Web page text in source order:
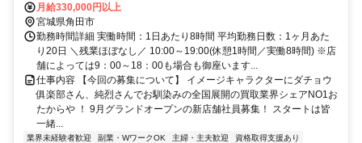
月給330,000円以上
宮城県角田市
勤務時間詳細 実働時間：1日あたり8時間 平均勤務日数：1ヶ月あた
り20日 ＼残業ほぼなし／ 10:00～19:00(休憩1時間／実働8時間) ※店
舗によっては9：00～18：00も場合も御座います...
仕事内容 【今回の募集について】 イメージキャラクターにダチョウ
俱楽部さん、純烈さんでお馴染みの全国展開の買取業界シェアNO1お
たからや ！ 9月グランドオープンの新店舗社員募集！ スタートは皆
一緒...
業界未経験者歓迎 副業・WワークOK 主婦・主夫歓迎
資格取得支援あり